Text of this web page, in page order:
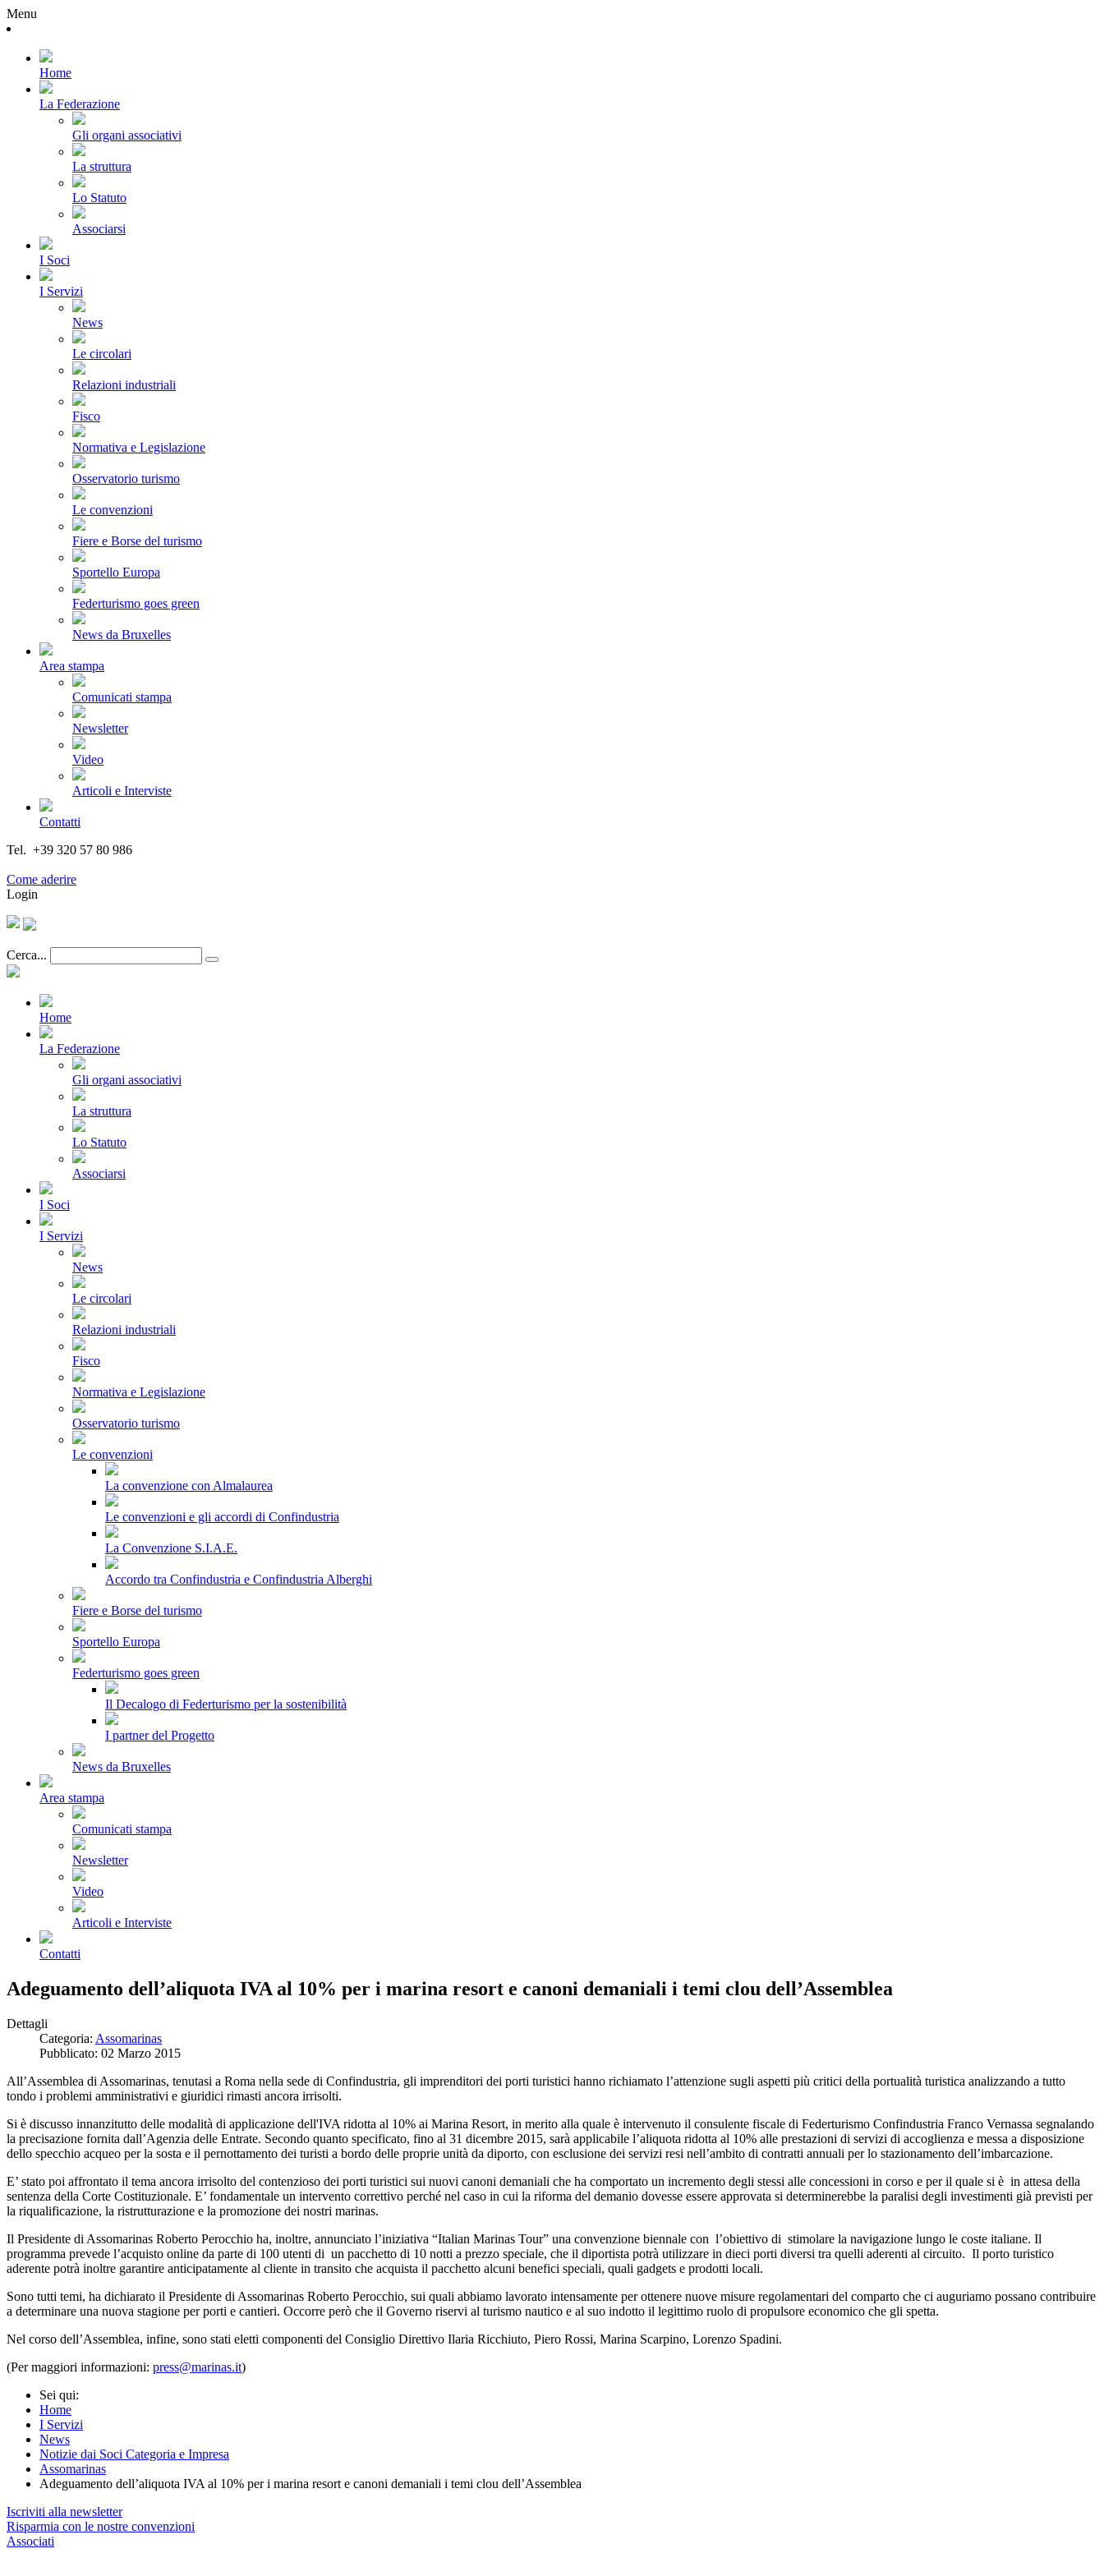
Menu
Home
La Federazione
Gli organi associativi
La struttura
Lo Statuto
Associarsi
I Soci
I Servizi
News
Le circolari
Relazioni industriali
Fisco
Normativa e Legislazione
Osservatorio turismo
Le convenzioni
Fiere e Borse del turismo
Sportello Europa
Federturismo goes green
News da Bruxelles
Area stampa
Comunicati stampa
Newsletter
Video
Articoli e Interviste
Contatti
Tel. +39 320 57 80 986
Come aderire
Login
Cerca...
Home
La Federazione
Gli organi associativi
La struttura
Lo Statuto
Associarsi
I Soci
I Servizi
News
Le circolari
Relazioni industriali
Fisco
Normativa e Legislazione
Osservatorio turismo
Le convenzioni
La convenzione con Almalaurea
Le convenzioni e gli accordi di Confindustria
La Convenzione S.I.A.E.
Accordo tra Confindustria e Confindustria Alberghi
Fiere e Borse del turismo
Sportello Europa
Federturismo goes green
Il Decalogo di Federturismo per la sostenibilità
I partner del Progetto
News da Bruxelles
Area stampa
Comunicati stampa
Newsletter
Video
Articoli e Interviste
Contatti
Adeguamento dell’aliquota IVA al 10% per i marina resort e canoni demaniali i temi clou dell’Assemblea
Dettagli
Categoria: Assomarinas
Pubblicato: 02 Marzo 2015
All’Assemblea di Assomarinas, tenutasi a Roma nella sede di Confindustria, gli imprenditori dei porti turistici hanno richiamato l’attenzione sugli aspetti più critici della portualità turistica analizzando a tutto
tondo i problemi amministrativi e giuridici rimasti ancora irrisolti.
Si è discusso innanzitutto delle modalità di applicazione dell'IVA ridotta al 10% ai Marina Resort, in merito alla quale è intervenuto il consulente fiscale di Federturismo Confindustria Franco Vernassa segnalando
la precisazione fornita dall’Agenzia delle Entrate. Secondo quanto specificato, fino al 31 dicembre 2015, sarà applicabile l’aliquota ridotta al 10% alle prestazioni di servizi di accoglienza e messa a disposizione
dello specchio acqueo per la sosta e il pernottamento dei turisti a bordo delle proprie unità da diporto, con esclusione dei servizi resi nell’ambito di contratti annuali per lo stazionamento dell’imbarcazione.
E’ stato poi affrontato il tema ancora irrisolto del contenzioso dei porti turistici sui nuovi canoni demaniali che ha comportato un incremento degli stessi alle concessioni in corso e per il quale si è in attesa della
sentenza della Corte Costituzionale. E’ fondamentale un intervento correttivo perché nel caso in cui la riforma del demanio dovesse essere approvata si determinerebbe la paralisi degli investimenti già previsti per
la riqualificazione, la ristrutturazione e la promozione dei nostri marinas.
Il Presidente di Assomarinas Roberto Perocchio ha, inoltre, annunciato l’iniziativa “Italian Marinas Tour” una convenzione biennale con l’obiettivo di stimolare la navigazione lungo le coste italiane. Il
programma prevede l’acquisto online da parte di 100 utenti di un pacchetto di 10 notti a prezzo speciale, che il diportista potrà utilizzare in dieci porti diversi tra quelli aderenti al circuito. Il porto turistico
aderente potrà inoltre garantire anticipatamente al cliente in transito che acquista il pacchetto alcuni benefici speciali, quali gadgets e prodotti locali.
Sono tutti temi, ha dichiarato il Presidente di Assomarinas Roberto Perocchio, sui quali abbiamo lavorato intensamente per ottenere nuove misure regolamentari del comparto che ci auguriamo possano contribuire
a determinare una nuova stagione per porti e cantieri. Occorre però che il Governo riservi al turismo nautico e al suo indotto il legittimo ruolo di propulsore economico che gli spetta.
Nel corso dell’Assemblea, infine, sono stati eletti componenti del Consiglio Direttivo Ilaria Ricchiuto, Piero Rossi, Marina Scarpino, Lorenzo Spadini.
(Per maggiori informazioni: press@marinas.it)
Sei qui:
Home
I Servizi
News
Notizie dai Soci Categoria e Impresa
Assomarinas
Adeguamento dell’aliquota IVA al 10% per i marina resort e canoni demaniali i temi clou dell’Assemblea
Iscriviti alla newsletter
Risparmia con le nostre convenzioni
Associati